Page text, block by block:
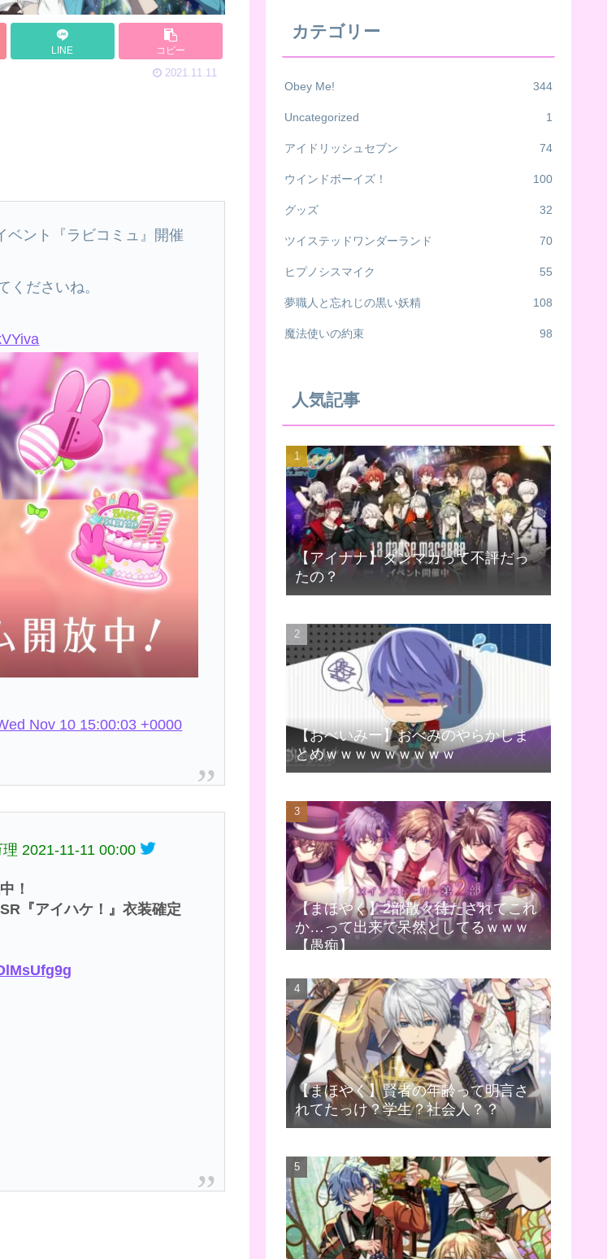
LINE コピー
2021.11.11
ベント『ラビコミュ』開催
くださいね。
Nov 10 15:00:03 +0000
2021-11-11 00:00
！
『アイハケ！』衣装確定
カテゴリー
Obey Me! 344
Uncategorized 1
アイドリッシュセブン 74
ウインドボーイズ！ 100
グッズ 32
ツイステッドワンダーランド 70
ヒプノシスマイク 55
夢職人と忘れじの黒い妖精 108
魔法使いの約束 98
人気記事
【アイナナ】ダンマカって不評だっ
たの？
【おべいみー】おべみのやらかしま
とめｗｗｗｗｗｗｗｗｗ
【まほやく】2部散々待たされてこれ
か…って出来で呆然としてるｗｗｗ
【愚痴】
【まほやく】賢者の年齢って明言さ
れてたっけ？学生？社会人？？